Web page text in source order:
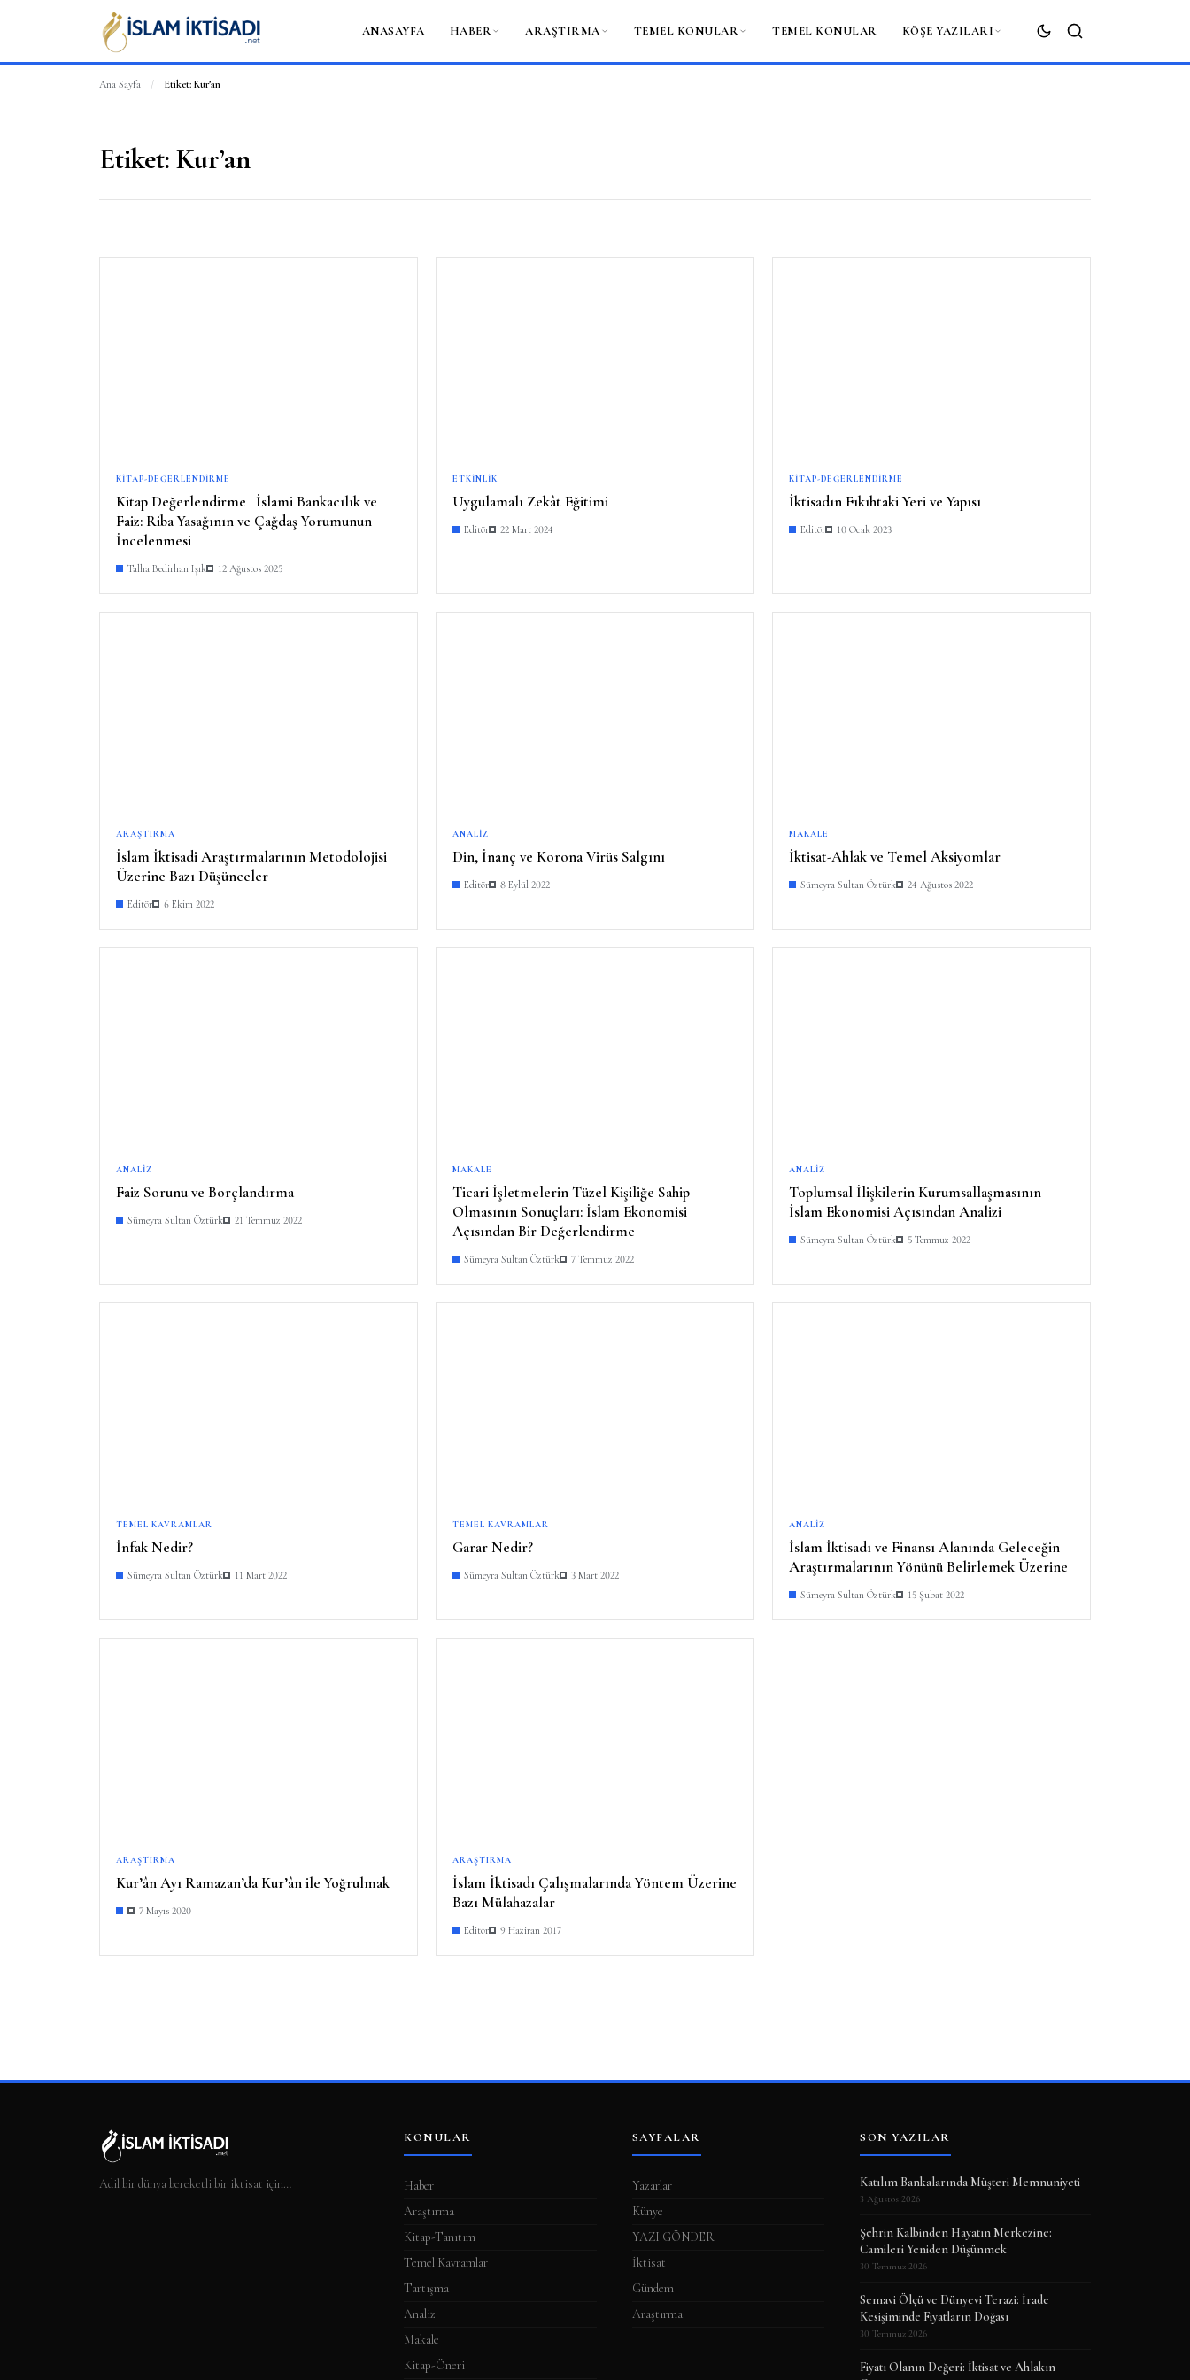
ANASAYFA HABER ARAŞTIRMA TEMEL KONULAR TEMEL KONULAR KÖŞE YAZILARI
ARA
Ana Sayfa / Etiket: Kur’an
Etiket: Kur’an
KITAP-DEĞERLENDIRME
Kitap Değerlendirme | İslami Bankacılık ve
Faiz: Riba Yasağının ve Çağdaş Yorumunun
İncelenmesi
Talha Bedirhan Işık 12 Ağustos 2025
ETKINLIK
Uygulamalı Zekât Eğitimi
Editör 22 Mart 2024
KITAP-DEĞERLENDIRME
İktisadın Fıkıhtaki Yeri ve Yapısı
Editör 10 Ocak 2023
ARAŞTIRMA
İslam İktisadi Araştırmalarının Metodolojisi
Üzerine Bazı Düşünceler
Editör 6 Ekim 2022
ANALIZ
Din, İnanç ve Korona Virüs Salgını
Editör 8 Eylül 2022
MAKALE
İktisat-Ahlak ve Temel Aksiyomlar
Sümeyra Sultan Öztürk 24 Ağustos 2022
ANALIZ
Faiz Sorunu ve Borçlandırma
Sümeyra Sultan Öztürk 21 Temmuz 2022
MAKALE
Ticari İşletmelerin Tüzel Kişiliğe Sahip
Olmasının Sonuçları: İslam Ekonomisi
Açısından Bir Değerlendirme
Sümeyra Sultan Öztürk 7 Temmuz 2022
ANALIZ
Toplumsal İlişkilerin Kurumsallaşmasının
İslam Ekonomisi Açısından Analizi
Sümeyra Sultan Öztürk 5 Temmuz 2022
TEMEL KAVRAMLAR
İnfak Nedir?
Sümeyra Sultan Öztürk 11 Mart 2022
TEMEL KAVRAMLAR
Garar Nedir?
Sümeyra Sultan Öztürk 3 Mart 2022
ANALIZ
İslam İktisadı ve Finansı Alanında Geleceğin
Araştırmalarının Yönünü Belirlemek Üzerine
Sümeyra Sultan Öztürk 15 Şubat 2022
ARAŞTIRMA
Kur’ân Ayı Ramazan’da Kur’ân ile Yoğrulmak
7 Mayıs 2020
ARAŞTIRMA
İslam İktisadı Çalışmalarında Yöntem Üzerine
Bazı Mülahazalar
Editör 9 Haziran 2017
Adil bir dünya bereketli bir iktisat için…
KONULAR
Haber
Araştırma
Kitap-Tanıtım
Temel Kavramlar
Tartışma
Analiz
Makale
Kitap-Öneri
SAYFALAR
Yazarlar
Künye
YAZI GÖNDER
İktisat
Gündem
Araştırma
SON YAZILAR
Katılım Bankalarında Müşteri Memnuniyeti
3 Ağustos 2026
Şehrin Kalbinden Hayatın Merkezine:
Camileri Yeniden Düşünmek
30 Temmuz 2026
Semavi Ölçü ve Dünyevi Terazi: İrade
Kesişiminde Fiyatların Doğası
30 Temmuz 2026
Fiyatı Olanın Değeri: İktisat ve Ahlakın